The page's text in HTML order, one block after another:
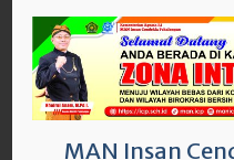
MAN Insan